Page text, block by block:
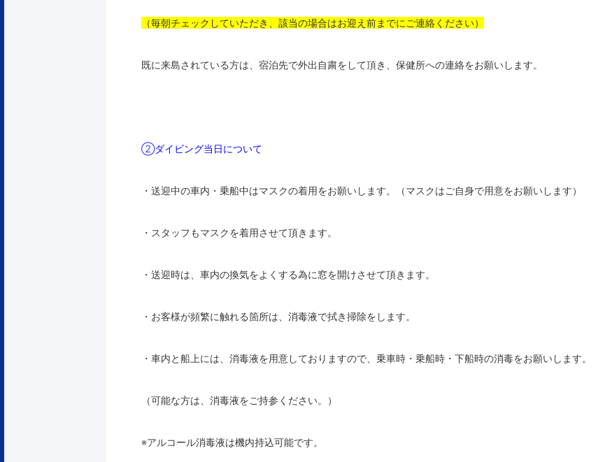
（毎朝チェックしていただき、該当の場合はお迎え前までにご連絡ください）
既に来島されている方は、宿泊先で外出自粛をして頂き、保健所への連絡をお願いします。
②ダイビング当日について
・送迎中の車内・乗船中はマスクの着用をお願いします。（マスクはご自身で用意をお願いします）
・スタッフもマスクを着用させて頂きます。
・送迎時は、車内の換気をよくする為に窓を開けさせて頂きます。
・お客様が頻繁に触れる箇所は、消毒液で拭き掃除をします。
・車内と船上には、消毒液を用意しておりますので、乗車時・乗船時・下船時の消毒をお願いします。
（可能な方は、消毒液をご持参ください。）
※アルコール消毒液は機内持込可能です。